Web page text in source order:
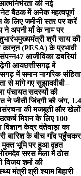
की नई
बैठक में अनेक महत्वपूर्ण
के लिए जमीनी स्तर पर करें
ने अपनी माँ के नाम पर
मुख्यमंत्री श्री साय की
कानून (PESA) के प्रभावी
47 आजीविका डबरियां
आयछत्तीसगढ़ में
में समान नागरिक संहिता
से मांगे गए सुझाववीबी–
पंचायत सदस्यों की
ने जीती जिंदगी की जंग, 1.4
की मजबूती और खेलों
मिशन के लिए 100
विज्ञान केंद्र दंतेवाड़ा का
बारिश के बीच गाँव पहुँचकर
भूमि पर हुआ वृहत
सरस मेला में ठोस
शर्मा की
मंत्री श्री श्याम बिहारी